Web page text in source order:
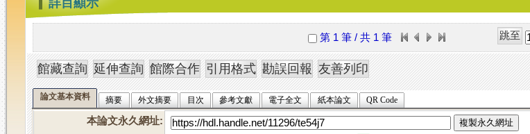
系
統
詳目顯示
第 1 筆 / 共 1 筆
論文基本資料 摘要 外文摘要 目次 參考文獻 電子全文 紙本論文 QR Code
本論文永久網址: 複製永久網址